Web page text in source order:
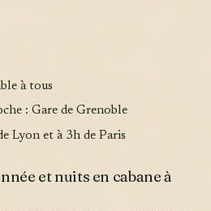
à tous
: Gare de Grenoble
Lyon et à 3h de Paris
et nuits en cabane à